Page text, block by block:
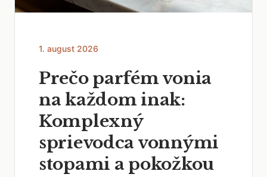
1. august 2026
Prečo parfém vonia
na každom inak:
Komplexný
sprievodca vonnými
stopami a pokožkou